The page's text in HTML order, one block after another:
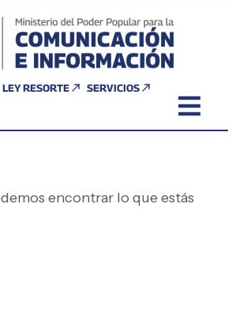
LEY RESORTE SERVICIOS
encontrar lo que estás